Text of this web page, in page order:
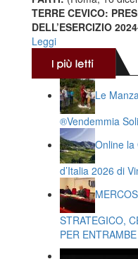
TERRE CEVICO:
DELL’ESERCIZIO
Leggi
Le
®️Vendemmia
Online la
d’Italia 2026 di
STRATEGICO,
PER